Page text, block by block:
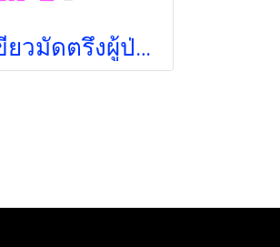
ผ้าเขียวมัดตรึงผู้ป่วย บุฟองน้ำนิ่ม (ราคา/1ข้าง)